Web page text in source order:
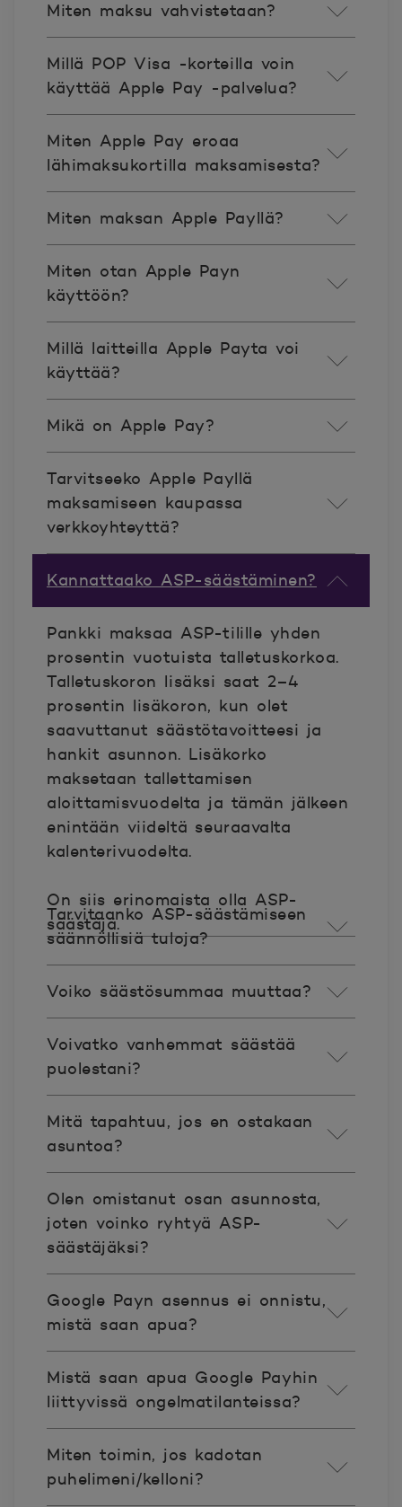
Miten maksu vahvistetaan?
Millä POP Visa -korteilla voin
käyttää Apple Pay -palvelua?
Miten Apple Pay eroaa
lähimaksukortilla maksamisesta?
Miten maksan Apple Payllä?
Miten otan Apple Payn
käyttöön? ​
Millä laitteilla Apple Payta voi
käyttää?
Mikä on Apple Pay?​
Tarvitseeko Apple Payllä
maksamiseen kaupassa
verkkoyhteyttä?
Kannattaako ASP-säästäminen?
Pankki maksaa ASP-tilille yhden
prosentin vuotuista talletuskorkoa.
Talletuskoron lisäksi saat 2–4
prosentin lisäkoron, kun olet
saavuttanut säästötavoitteesi ja
hankit asunnon. Lisäkorko
maksetaan tallettamisen
aloittamisvuodelta ja tämän jälkeen
enintään viideltä seuraavalta
kalenterivuodelta.
On siis erinomaista olla ASP-
säästäjä.
Tarvitaanko ASP-säästämiseen
säännöllisiä tuloja?
Voiko säästösummaa muuttaa?
Voivatko vanhemmat säästää
puolestani?
Mitä tapahtuu, jos en ostakaan
asuntoa?
Olen omistanut osan asunnosta,
joten voinko ryhtyä ASP-
säästäjäksi?
Google Payn asennus ei onnistu,
mistä saan apua?
Mistä saan apua Google Payhin
liittyvissä ongelmatilanteissa?
Miten toimin, jos kadotan
puhelimeni/kelloni?